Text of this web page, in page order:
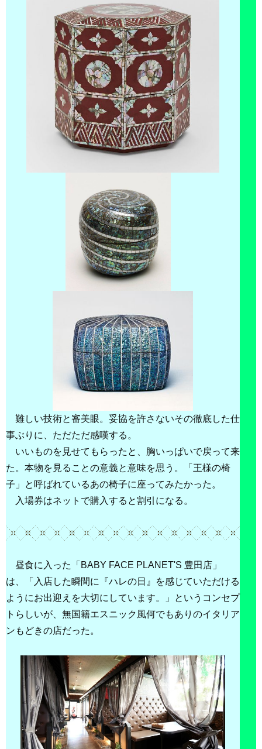
難しい技術と審美眼。妥協を許さないその徹底した仕
事ぶりに、ただただ感嘆する。
いいものを見せてもらったと、胸いっぱいで戻って来
た。本物を見ることの意義と意味を思う。「王様の椅
子」と呼ばれているあの椅子に座ってみたかった。
入場券はネットで購入すると割引になる。
昼食に入った「BABY FACE PLANET'S 豊田店」
は、「入店した瞬間に『ハレの日』を感じていただける
ようにお出迎えを大切にしています。」というコンセプ
トらしいが、無国籍エスニック風何でもありのイタリア
ンもどきの店だった。